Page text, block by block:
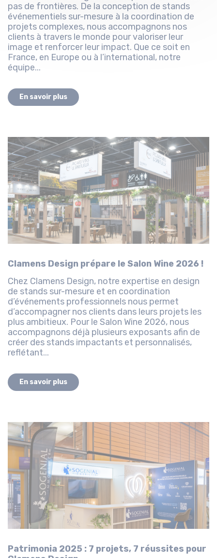
pas de frontières. De la conception de stands
événementiels sur-mesure à la coordination de
projets complexes, nous accompagnons nos
clients à travers le monde pour valoriser leur
image et renforcer leur impact. Que ce soit en
France, en Europe ou à l’international, notre
équipe...
En savoir plus
Clamens Design prépare le Salon Wine 2026 !
Chez Clamens Design, notre expertise en design
de stands sur-mesure et en coordination
d’événements professionnels nous permet
d’accompagner nos clients dans leurs projets les
plus ambitieux. Pour le Salon Wine 2026, nous
accompagnons déjà plusieurs exposants afin de
créer des stands impactants et personnalisés,
reflétant...
En savoir plus
Patrimonia 2025 : 7 projets, 7 réussites pour